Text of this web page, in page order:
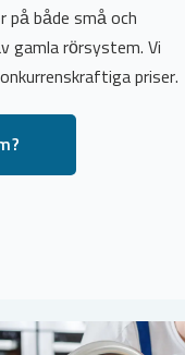
på både små och
gamla rörsystem. Vi
priser.